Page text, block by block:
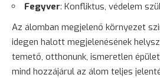
Fegyver: Konfliktus, védelem
Az álomban megjelenő környezet
idegen halott megjelenésének
temető, otthonunk, ismeretlen
mind hozzájárul az álom teljes